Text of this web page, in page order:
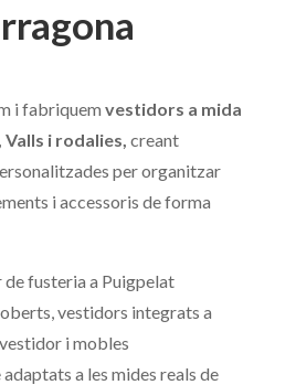
i fabriquem vestidors a mida
Valls i rodalies, creant
per organitzar
i accessoris de forma
fusteria a Puigpelat
vestidors integrats a
i mobles
a les mides reals de